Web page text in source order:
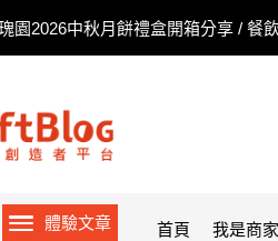
園2026中秋月餅禮盒開箱分享 / 餐
體驗文章 首頁 我是商家